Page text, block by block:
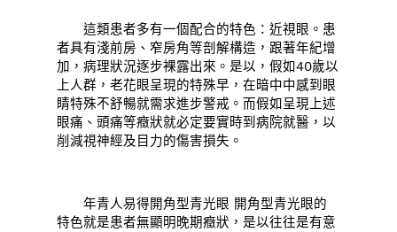
這類患者多有一個配合的特色：近視眼。患
者具有淺前房、窄房角等剖解構造，跟著年紀增
加，病理狀況逐步裸露出來。是以，假如40歲以
上人群，老花眼呈現的特殊早，在暗中中感到眼
睛特殊不舒暢就需求進步警戒。而假如呈現上述
眼痛、頭痛等癥狀就必定要實時到病院就醫，以
削減視神經及目力的傷害損失。
年青人易得開角型青光眼 開角型青光眼的
特色就是患者無顯明晚期癥狀，是以往往是有意